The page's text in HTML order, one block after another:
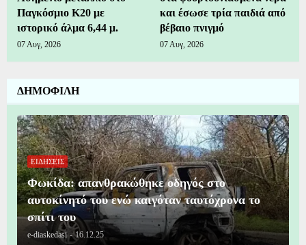
Παγκόσμιο Κ20 με
ιστορικό άλμα 6,44 μ.
07 Αυγ, 2026
και έσωσε τρία παιδιά από
βέβαιο πνιγμό
07 Αυγ, 2026
ΔΗΜΟΦΙΛΗ
ΕΙΔΗΣΕΙΣ
Φωκίδα: απανθρακώθηκε οδηγός στο
αυτοκίνητό του ενώ καιγόταν ταυτόχρονα το
σπίτι του
e-diaskedasi - 16.12.25